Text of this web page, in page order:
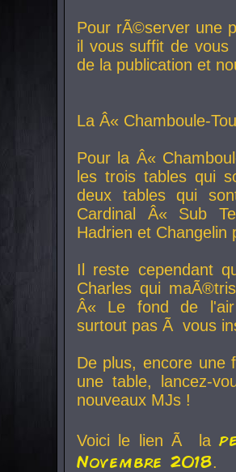
Pour rÃ©server une
il vous suffit de vous
de la publication et
La Â« Chamboule-
Pour la Â«
les trois tables qui
deux tables qui
Cardinal
Â« Sub
Hadrien et Changelin
Il reste cependant
Charles qui
Â« Le fond de
surtout pas Ã vous
De plus, encore une
une table, lancez-
nouveaux MJs !
Voici le lien Ã la
Novembre 2018.